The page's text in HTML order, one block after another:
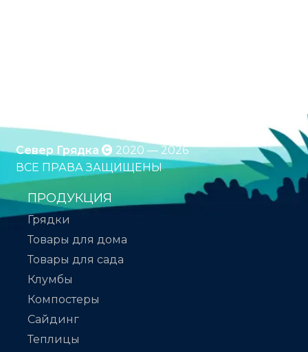
Север Грядка
2020 — 2026
ВСЕ ПРАВА ЗАЩИЩЕНЫ
ПРОДУКЦИЯ
Грядки
Товары для дома
Товары для сада
Клумбы
Компостеры
Сайдинг
Теплицы